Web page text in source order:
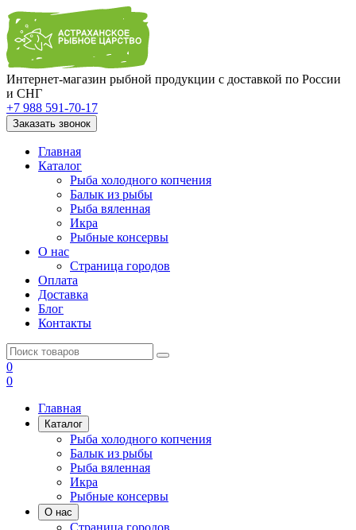
Интернет-магазин рыбной продукции с доставкой по России
и СНГ
+7 988 591-70-17
Заказать звонок
Главная
Каталог
Рыба холодного копчения
Балык из рыбы
Рыба вяленная
Икра
Рыбные консервы
О нас
Страница городов
Оплата
Доставка
Блог
Контакты
0
0
Главная
Каталог
Рыба холодного копчения
Балык из рыбы
Рыба вяленная
Икра
Рыбные консервы
О нас
Страница городов